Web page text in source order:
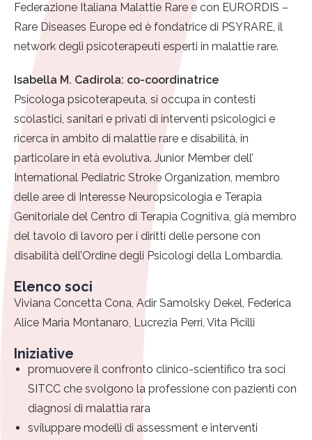
Federazione Italiana Malattie Rare e con EURORDIS –
Rare Diseases Europe ed è fondatrice di PSYRARE, il
network degli psicoterapeuti esperti in malattie rare.
Isabella M. Cadirola: co-coordinatrice
Psicologa psicoterapeuta, si occupa in contesti
scolastici, sanitari e privati di interventi psicologici e
ricerca in ambito di malattie rare e disabilità, in
particolare in età evolutiva. Junior Member dell’
International Pediatric Stroke Organization, membro
delle aree di Interesse Neuropsicologia e Terapia
Genitoriale del Centro di Terapia Cognitiva, già membro
del tavolo di lavoro per i diritti delle persone con
disabilità dell’Ordine degli Psicologi della Lombardia.
Elenco soci
Viviana Concetta Cona, Adir Samolsky Dekel, Federica
Alice Maria Montanaro, Lucrezia Perri, Vita Picilli
Iniziative
promuovere il confronto clinico-scientifico tra soci
SITCC che svolgono la professione con pazienti con
diagnosi di malattia rara
sviluppare modelli di assessment e interventi